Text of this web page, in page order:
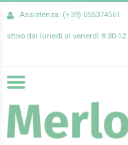
Assistenza: (+39) 055374561
attivo dal lunedì al venerdì 8:30-